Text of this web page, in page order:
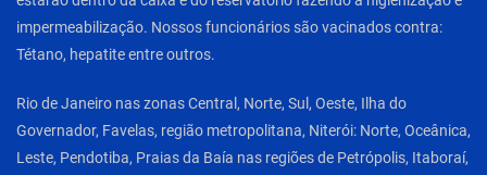
impermeabilização. Nossos funcionários são vacinados contra:
Tétano, hepatite entre outros.
Rio de Janeiro nas zonas Central, Norte, Sul, Oeste, Ilha do
Governador, Favelas, região metropolitana, Niterói: Norte, Oceânica,
Leste, Pendotiba, Praias da Baía nas regiões de Petrópolis, Itaboraí,